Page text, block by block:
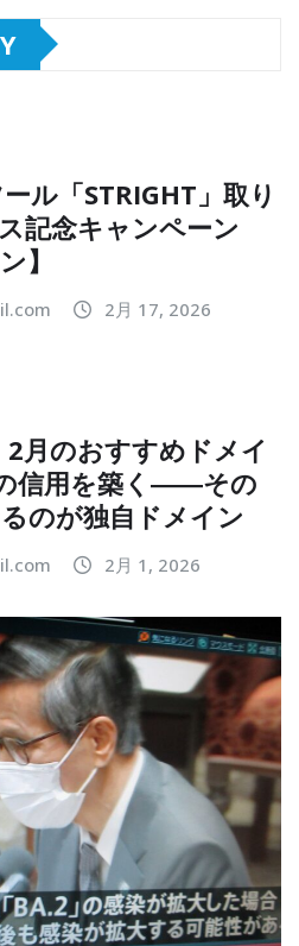
ル「STRIGHT」取り
記念キャンペーン
】
2月 17, 2026
月のおすすめドメイ
信用を築く――その
のが独自ドメイン
2月 1, 2026